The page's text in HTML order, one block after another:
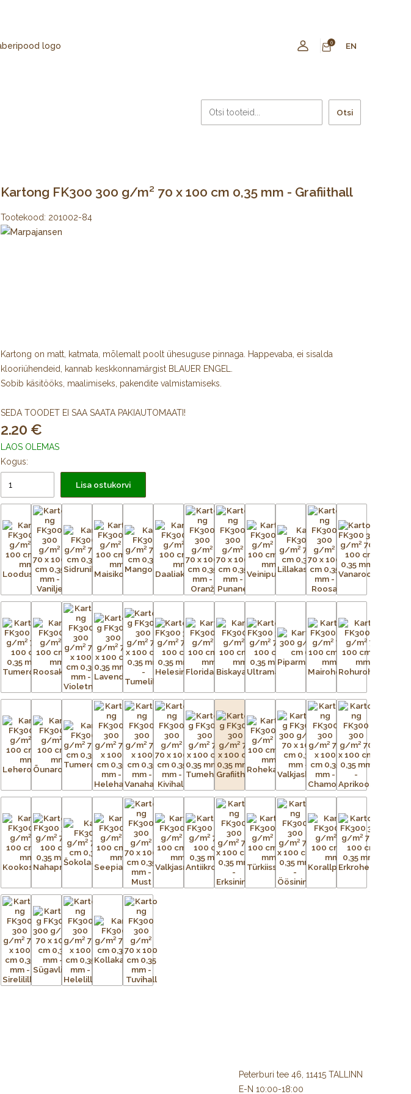
0 EN
Otsi
Kartong FK300 300 g/m² 70 x 100 cm 0,35 mm - Grafiithall
Tootekood: 201002-84
Kartong on matt, katmata, mõlemalt poolt ühesuguse pinnaga. Happevaba, ei sisalda
klooriühendeid, kannab keskkonnamärgist BLAUER ENGEL.
Sobib käsitööks, maalimiseks, pakendite valmistamiseks.
SEDA TOODET EI SAA SAATA PAKIAUTOMAATI!
2.20
LAOS OLEMAS
Kogus:
Lisa ostukorvi
Peterburi tee 46, 11415 TALLINN
E-N 10:00-18:00